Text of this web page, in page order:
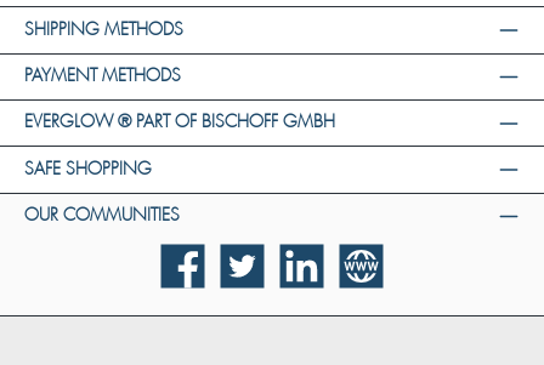
SHIPPING METHODS
PAYMENT METHODS
EVERGLOW ® PART OF BISCHOFF GMBH
SAFE SHOPPING
OUR COMMUNITIES
FacebookTwitter LinkedIn Website